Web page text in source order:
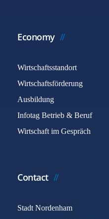
Economy
Wirtschaftsstandort
Wirtschaftsförderung
Ausbildung
Infotag Betrieb & Beruf
Wirtschaft im Gespräch
Contact
Stadt Nordenham